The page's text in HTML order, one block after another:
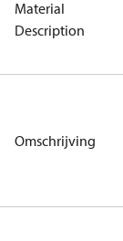
Material
Description
Omschrijving